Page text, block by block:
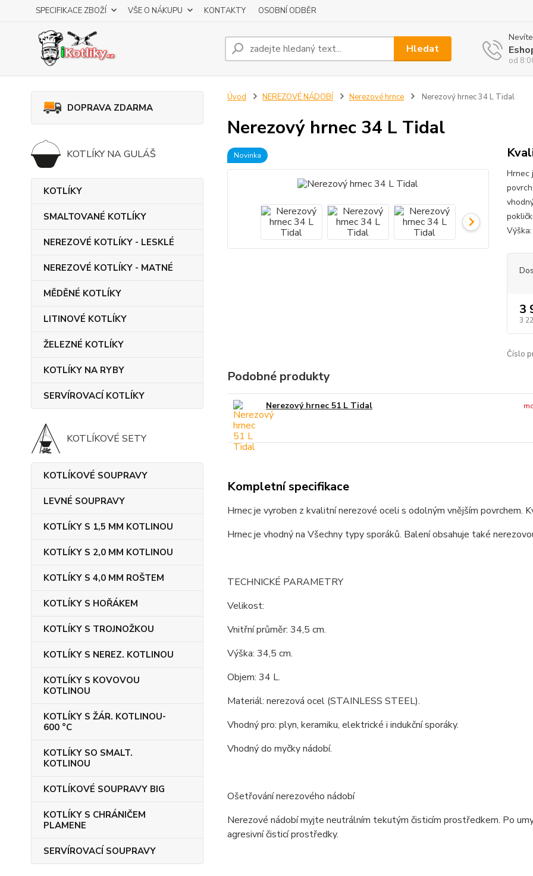
SPECIFIKACE ZBOŽÍ VŠE O NÁKUPU KONTAKTY OSOBNÍ ODBĚR
Hledat
od
DOPRAVA ZDARMA
KOTLÍKY NA GULÁŠ
KOTLÍKY
SMALTOVANÉ KOTLÍKY
NEREZOVÉ KOTLÍKY - LESKLÉ
NEREZOVÉ KOTLÍKY - MATNÉ
MĚDĚNÉ KOTLÍKY
LITINOVÉ KOTLÍKY
ŽELEZNÉ KOTLÍKY
KOTLÍKY NA RYBY
SERVÍROVACÍ KOTLÍKY
KOTLÍKOVÉ SETY
KOTLÍKOVÉ SOUPRAVY
LEVNÉ SOUPRAVY
KOTLÍKY S 1,5 MM KOTLINOU
KOTLÍKY S 2,0 MM KOTLINOU
KOTLÍKY S 4,0 MM ROŠTEM
KOTLÍKY S HOŘÁKEM
KOTLÍKY S TROJNOŽKOU
KOTLÍKY S NEREZ. KOTLINOU
KOTLÍKY S KOVOVOU
KOTLINOU
KOTLÍKY S ŽÁR. KOTLINOU-
600 °C
KOTLÍKY SO SMALT.
KOTLINOU
KOTLÍKOVÉ SOUPRAVY BIG
KOTLÍKY S CHRÁNIČEM
PLAMENE
SERVÍROVACÍ SOUPRAVY
Úvod NEREZOVÉ NÁDOBÍ Nerezové hrnce Nerezový hrnec 34 L Tidal
Nerezový hrnec 34 L Tidal
Novinka
Hrnec
3
3
Číslo
Podobné produkty
Nerezový hrnec 51 L Tidal
Kompletní specifikace
Hrnec je vyroben z kvalitní nerezové oceli s odolným vnějším povrchem.
Hrnec je vhodný na Všechny typy sporáků. Balení obsahuje také
TECHNICKÉ PARAMETRY
Velikost:
Vnitřní průměr: 34,5 cm.
Výška: 34,5 cm.
Objem: 34 L.
Materiál: nerezová ocel (STAINLESS STEEL).
Vhodný pro: plyn, keramiku, elektrické i indukční sporáky.
Vhodný do myčky nádobí.
Ošetřování nerezového nádobí
Nerezové nádobí myjte neutrálním tekutým čisticím prostředkem. Po
agresivní čisticí prostředky.